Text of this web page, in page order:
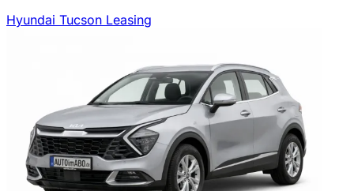
Hyundai Tucson Leasing